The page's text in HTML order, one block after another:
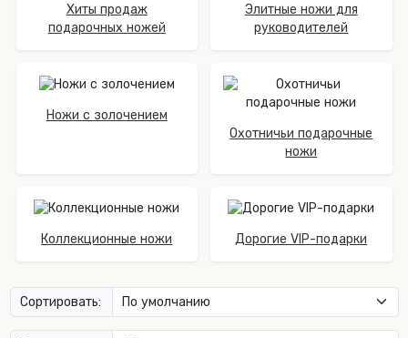
Хиты продаж
подарочных ножей
Элитные ножи для
руководителей
Ножи с золочением
Охотничьи подарочные
ножи
Коллекционные ножи Дорогие VIP-подарки
Сортировать: